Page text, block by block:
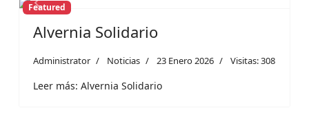
Previous
Featured
Alvernia Solidario
Administrator Noticias 23 Enero 2026 Visitas: 308
Leer más: Alvernia Solidario